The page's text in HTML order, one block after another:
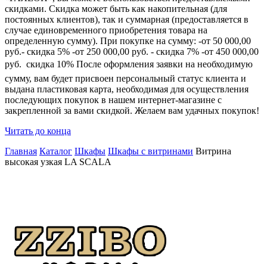
скидками. Скидка может быть как накопительная (для
постоянных клиентов), так и суммарная (предоставляется в
случае единовременного приобретения товара на
определенную сумму). При покупке на сумму: -от 50 000,00
руб.- скидка 5% -от 250 000,00 руб. - скидка 7% -от 450 000,00
руб.  скидка 10% После оформления заявки на необходимую
сумму, вам будет присвоен персональный статус клиента и
выдана пластиковая карта, необходимая для осуществления
последующих покупок в нашем интернет-магазине с
закрепленной за вами скидкой. Желаем вам удачных покупок!
Читать до конца
Главная Каталог Шкафы Шкафы с витринами Витрина
высокая узкая LA SCALA